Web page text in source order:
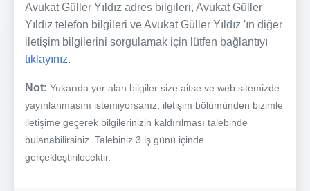
Avukat Güller Yıldız adres bilgileri, Avukat Güller
Yıldız telefon bilgileri ve Avukat Güller Yıldız 'ın diğer
iletişim bilgilerini sorgulamak için lütfen bağlantıyı
tıklayınız.
Not: Yukarıda yer alan bilgiler size aitse ve web sitemizde
yayınlanmasını istemiyorsanız, iletişim bölümünden bizimle
iletişime geçerek bilgilerinizin kaldırılması talebinde
bulanabilirsiniz. Talebiniz 3 iş günü içinde
gerçekleştirilecektir.